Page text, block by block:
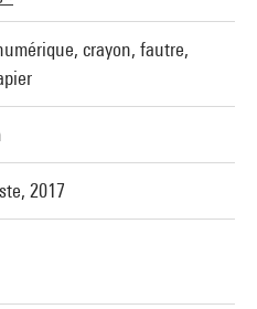
crayon, fautre,
2017